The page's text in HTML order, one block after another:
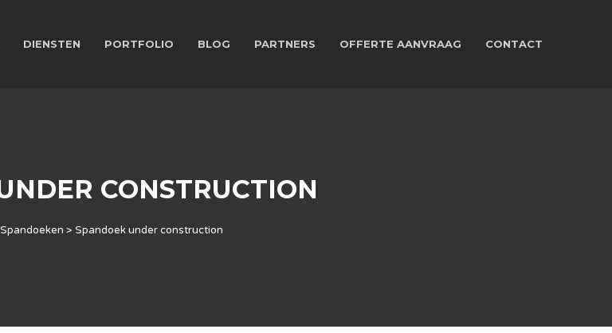
DIENSTEN PORTFOLIO BLOG PARTNERS OFFERTE AANVRAAG CONTACT
CONSTRUCTION
Spandoeken > Spandoek under construction